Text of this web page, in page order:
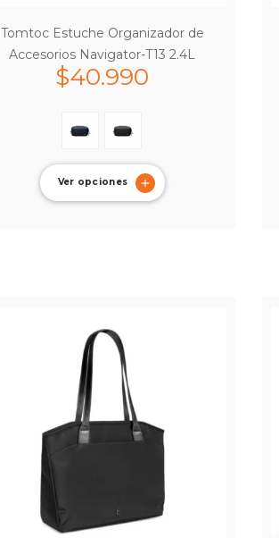
Tomtoc Estuche Organizador de
Accesorios Navigator-T13 2.4L
$40.990
Ver opciones